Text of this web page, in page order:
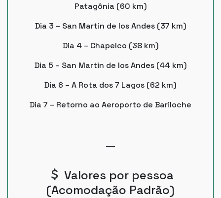
Patagônia (60 km)
Dia 3 – San Martin de los Andes (37 km)
Dia 4 – Chapelco (38 km)
Dia 5 – San Martin de los Andes (44 km)
Dia 6 – A Rota dos 7 Lagos (62 km)
Dia 7 – Retorno ao Aeroporto de Bariloche
—
Valores por pessoa
(Acomodação Padrão)